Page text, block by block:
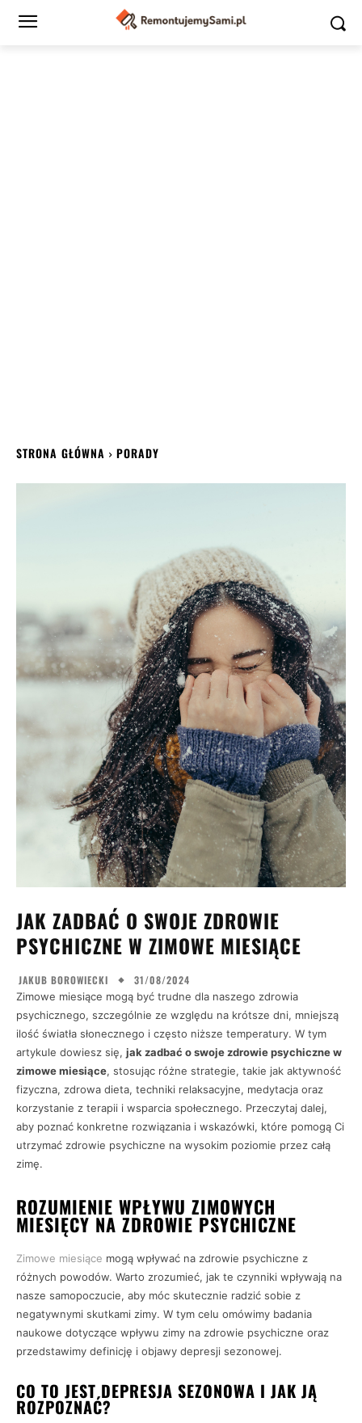
STRONA GŁÓWNA PORADY
JAK ZADBAĆ O SWOJE ZDROWIE
PSYCHICZNE W ZIMOWE MIESIĄCE
JAKUB BOROWIECKI 31/08/2024
Zimowe miesiące mogą być trudne dla naszego zdrowia
psychicznego, szczególnie ze względu na krótsze dni, mniejszą
ilość światła słonecznego i często niższe temperatury. W tym
artykule dowiesz się, jak zadbać o swoje zdrowie psychiczne w
zimowe miesiące, stosując różne strategie, takie jak aktywność
fizyczna, zdrowa dieta, techniki relaksacyjne, medytacja oraz
korzystanie z terapii i wsparcia społecznego. Przeczytaj dalej,
aby poznać konkretne rozwiązania i wskazówki, które pomogą Ci
utrzymać zdrowie psychiczne na wysokim poziomie przez całą
zimę.
ROZUMIENIE WPŁYWU ZIMOWYCH
MIESIĘCY NA ZDROWIE PSYCHICZNE
Zimowe miesiące mogą wpływać na zdrowie psychiczne z
różnych powodów. Warto zrozumieć, jak te czynniki wpływają na
nasze samopoczucie, aby móc skutecznie radzić sobie z
negatywnymi skutkami zimy. W tym celu omówimy badania
naukowe dotyczące wpływu zimy na zdrowie psychiczne oraz
przedstawimy definicję i objawy depresji sezonowej.
CO TO JEST DEPRESJA SEZONOWA I JAK JĄ
ROZPOZNAĆ?